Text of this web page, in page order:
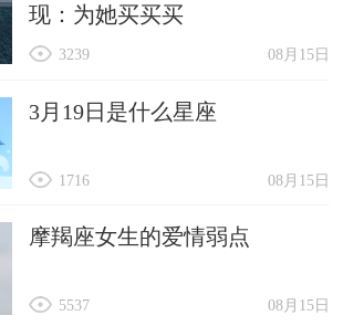
现：为她买买买
08月15日
3239
3月19日是什么星座
08月15日
1716
摩羯座女生的爱情弱点
08月15日
5537